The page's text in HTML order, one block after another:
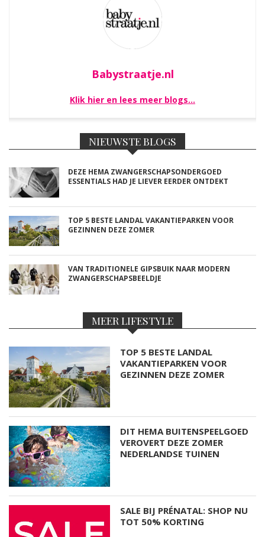
Babystraatje.nl
Klik hier en lees meer blogs…
NIEUWSTE BLOGS
DEZE HEMA ZWANGERSCHAPSONDERGOED
ESSENTIALS HAD JE LIEVER EERDER ONTDEKT
TOP 5 BESTE LANDAL VAKANTIEPARKEN VOOR
GEZINNEN DEZE ZOMER
VAN TRADITIONELE GIPSBUIK NAAR MODERN
ZWANGERSCHAPSBEELDJE
MEER LIFESTYLE
TOP 5 BESTE LANDAL
VAKANTIEPARKEN VOOR
GEZINNEN DEZE ZOMER
DIT HEMA BUITENSPEELGOED
VEROVERT DEZE ZOMER
NEDERLANDSE TUINEN
SALE BIJ PRÉNATAL: SHOP NU
TOT 50% KORTING